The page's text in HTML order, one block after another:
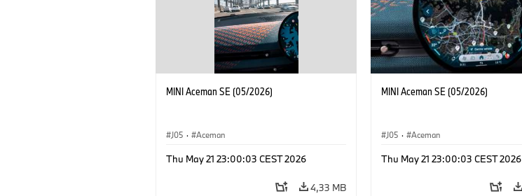
MINI Aceman SE (05/2026)
J05 · Aceman
Thu May 21 23:00:03 CEST 2026
4,33 MB
MINI Aceman SE (05/2026)
J05 · Aceman
Thu May 21 23:00:03 CEST 2026